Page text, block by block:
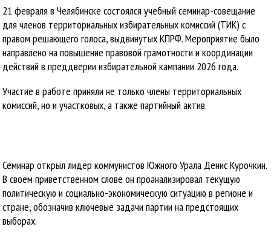
21 февраля в Челябинске состоялся учебный семинар-совещание
для членов территориальных избирательных комиссий (ТИК) с
правом решающего голоса, выдвинутых КПРФ. Мероприятие было
направлено на повышение правовой грамотности и координации
действий в преддверии избирательной кампании 2026 года.
Участие в работе приняли не только члены территориальных
комиссий, но и участковых, а также партийный актив.
Семинар открыл лидер коммунистов Южного Урала Денис Курочкин.
В своём приветственном слове он проанализировал текущую
политическую и социально-экономическую ситуацию в регионе и
стране, обозначив ключевые задачи партии на предстоящих
выборах.